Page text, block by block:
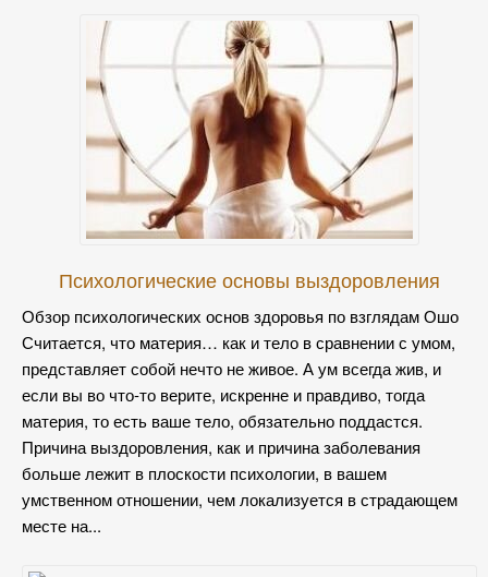
врачей и работников аптек.
Подобная информация должна помочь вам разобраться в
многообразии товаров для хорошего самочувствия и
сделать правильное решение о том, что Вам стоит купить и
что Вам поможет в Вашей ситуации. Так же есть
специальный раздел Аксессуаров и Разное, где для
соотвествующего внешнего вида и получения радости от
жизни мы предлагаем Вам взглянуть намужской клатч
выбрать своему ребенку летающую игрушку или
электронный конструктор, присмотреть шланг дял
хозяйства или активатор клева для рыбалки.
Товаров и рекомоендаций масса, мы помогаем Вам
выбрать то, что принесет Вам удовольствие от
использования.
Психологические основы выздоровления
Обзор психологических основ здоровья по взглядам Ошо
Считается, что материя… как и тело в сравнении с умом,
представляет собой нечто не живое. А ум всегда жив, и
если вы во что-то верите, искренне и правдиво, тогда
материя, то есть ваше тело, обязательно поддастся.
Причина выздоровления, как и причина заболевания
больше лежит в плоскости психологии, в вашем
умственном отношении, чем локализуется в страдающем
месте на...